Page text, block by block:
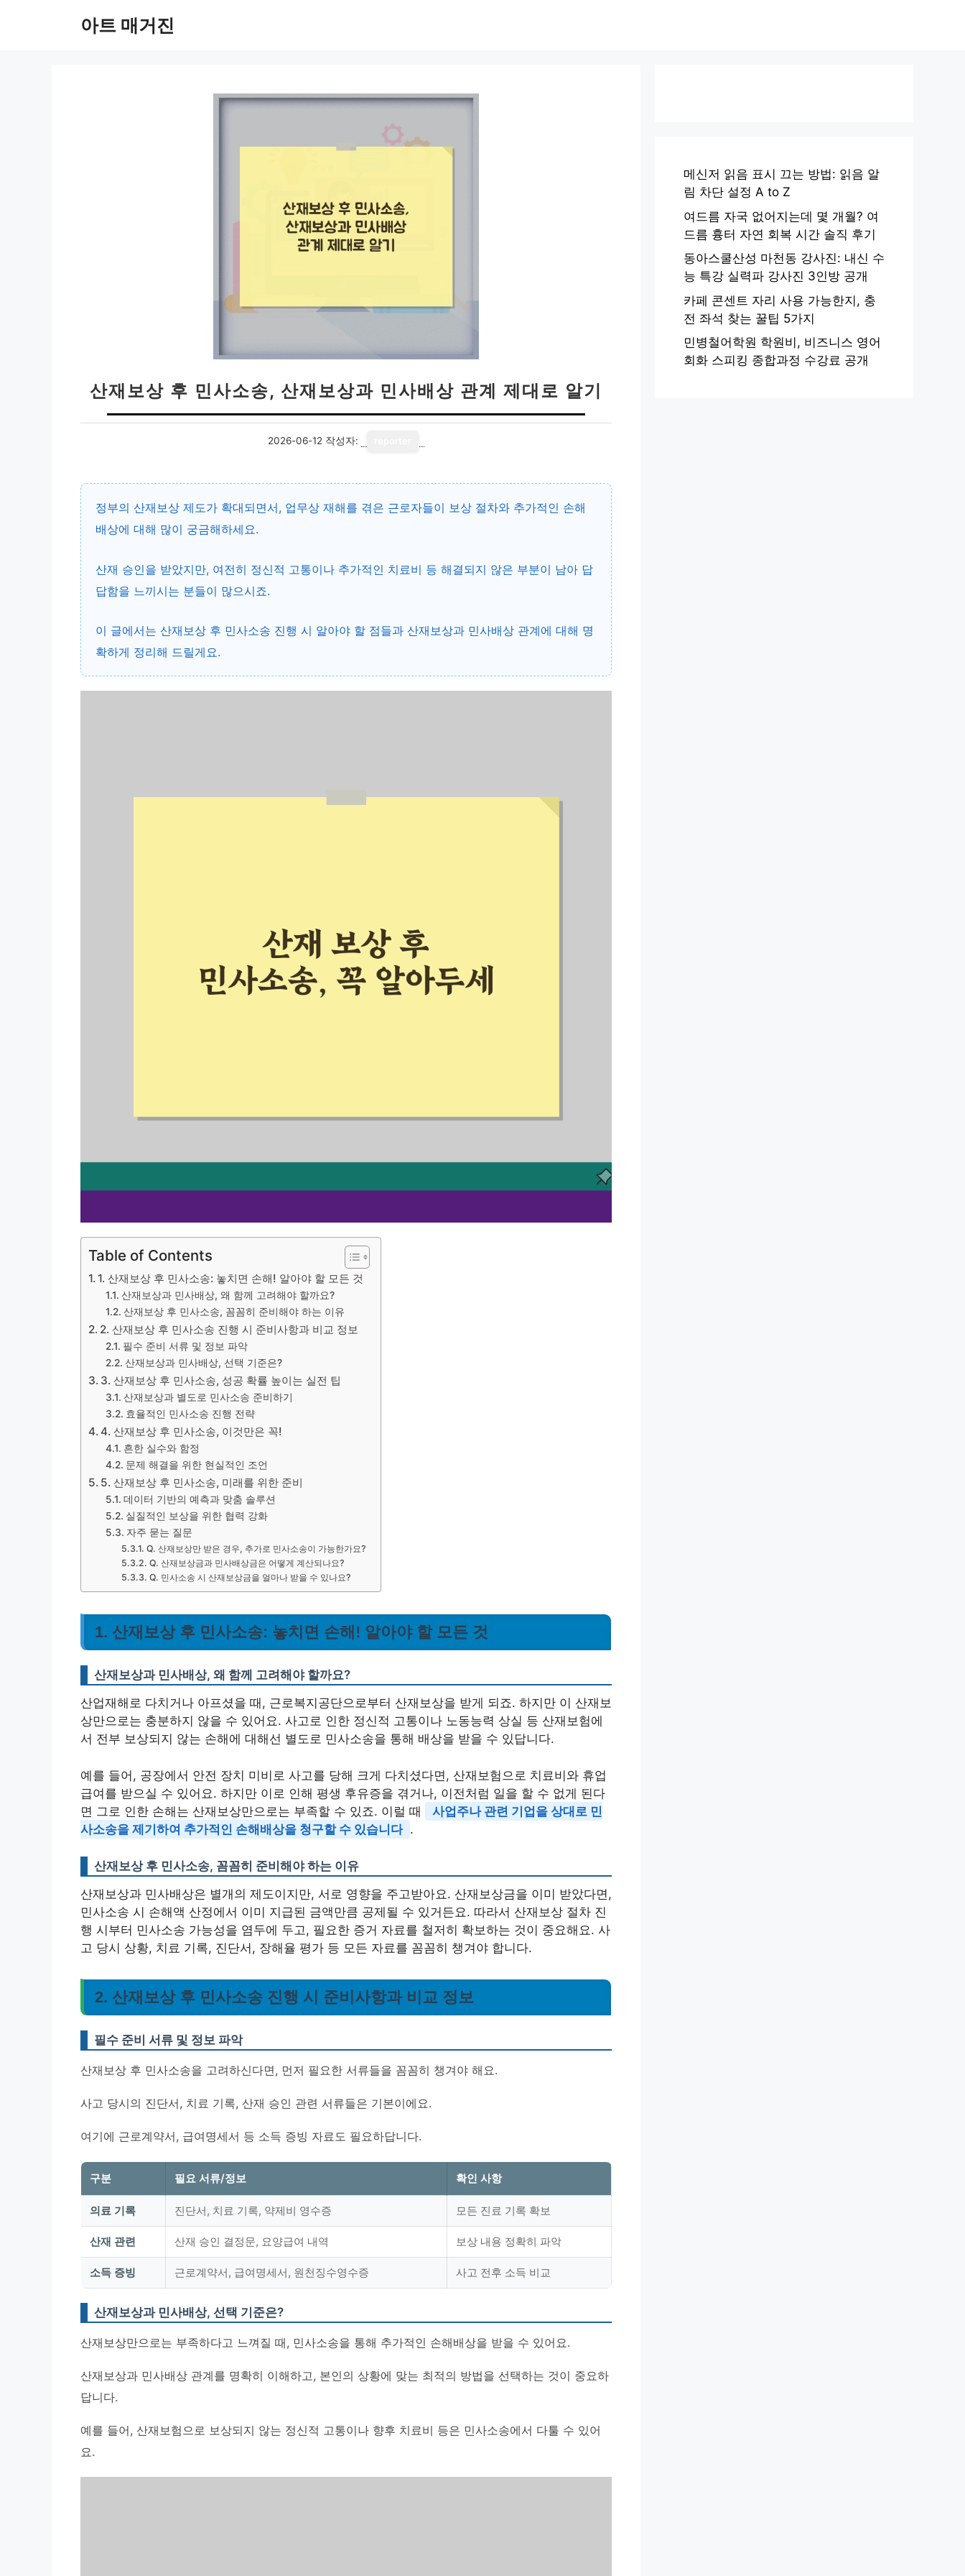
아트 매거진
산재보상 후 민사소송, 산재보상과 민사배상 관계 제대로 알기
2026-06-12 작성자:
정부의 산재보상 제도가 확대되면서, 업무상 재해를 겪은 근로자들이 보상 절차와 추가적인 손해
배상에 대해 많이 궁금해하세요.
산재 승인을 받았지만, 여전히 정신적 고통이나 추가적인 치료비 등 해결되지 않은 부분이 남아 답
답함을 느끼시는 분들이 많으시죠.
이 글에서는 산재보상 후 민사소송 진행 시 알아야 할 점들과 산재보상과 민사배상 관계에 대해 명
확하게 정리해 드릴게요.
Table of Contents
1. 산재보상 후 민사소송: 놓치면 손해! 알아야 할 모든 것
산재보상과 민사배상, 왜 함께 고려해야 할까요?
산재보상 후 민사소송, 꼼꼼히 준비해야 하는 이유
2. 산재보상 후 민사소송 진행 시 준비사항과 비교 정보
필수 준비 서류 및 정보 파악
산재보상과 민사배상, 선택 기준은?
3. 산재보상 후 민사소송, 성공 확률 높이는 실전 팁
산재보상과 별도로 민사소송 준비하기
효율적인 민사소송 진행 전략
4. 산재보상 후 민사소송, 이것만은 꼭!
흔한 실수와 함정
문제 해결을 위한 현실적인 조언
5. 산재보상 후 민사소송, 미래를 위한 준비
데이터 기반의 예측과 맞춤 솔루션
실질적인 보상을 위한 협력 강화
자주 묻는 질문
Q. 산재보상만 받은 경우, 추가로 민사소송이 가능한가요?
Q. 산재보상금과 민사배상금은 어떻게 계산되나요?
Q. 민사소송 시 산재보상금을 얼마나 받을 수 있나요?
1. 산재보상 후 민사소송: 놓치면 손해! 알아야 할 모든 것
산재보상과 민사배상, 왜 함께 고려해야 할까요?
산업재해로 다치거나 아프셨을 때, 근로복지공단으로부터 산재보상을 받게 되죠. 하지만 이 산재보
상만으로는 충분하지 않을 수 있어요. 사고로 인한 정신적 고통이나 노동능력 상실 등 산재보험에
서 전부 보상되지 않는 손해에 대해선 별도로 민사소송을 통해 배상을 받을 수 있답니다.
예를 들어, 공장에서 안전 장치 미비로 사고를 당해 크게 다치셨다면, 산재보험으로 치료비와 휴업
급여를 받으실 수 있어요. 하지만 이로 인해 평생 후유증을 겪거나, 이전처럼 일을 할 수 없게 된다
면 그로 인한 손해는 산재보상만으로는 부족할 수 있죠. 이럴 때
사업주나 관련 기업을 상대로 민
사소송을 제기하여 추가적인 손해배상을 청구할 수 있습니다 .
산재보상 후 민사소송, 꼼꼼히 준비해야 하는 이유
산재보상과 민사배상은 별개의 제도이지만, 서로 영향을 주고받아요. 산재보상금을 이미 받았다면,
민사소송 시 손해액 산정에서 이미 지급된 금액만큼 공제될 수 있거든요. 따라서 산재보상 절차 진
행 시부터 민사소송 가능성을 염두에 두고, 필요한 증거 자료를 철저히 확보하는 것이 중요해요. 사
고 당시 상황, 치료 기록, 진단서, 장해율 평가 등 모든 자료를 꼼꼼히 챙겨야 합니다.
2. 산재보상 후 민사소송 진행 시 준비사항과 비교 정보
필수 준비 서류 및 정보 파악
산재보상 후 민사소송을 고려하신다면, 먼저 필요한 서류들을 꼼꼼히 챙겨야 해요.
사고 당시의 진단서, 치료 기록, 산재 승인 관련 서류들은 기본이에요.
여기에 근로계약서, 급여명세서 등 소득 증빙 자료도 필요하답니다.
구분 필요 서류/정보 확인 사항
의료 기록 진단서, 치료 기록, 약제비 영수증 모든 진료 기록 확보
산재 관련 산재 승인 결정문, 요양급여 내역 보상 내용 정확히 파악
소득 증빙 근로계약서, 급여명세서, 원천징수영수증 사고 전후 소득 비교
산재보상과 민사배상, 선택 기준은?
산재보상만으로는 부족하다고 느껴질 때, 민사소송을 통해 추가적인 손해배상을 받을 수 있어요.
산재보상과 민사배상 관계를 명확히 이해하고, 본인의 상황에 맞는 최적의 방법을 선택하는 것이 중요하
답니다.
예를 들어, 산재보험으로 보상되지 않는 정신적 고통이나 향후 치료비 등은 민사소송에서 다툴 수 있어
요.
메신저 읽음 표시 끄는 방법: 읽음 알
림 차단 설정 A to Z
여드름 자국 없어지는데 몇 개월? 여
드름 흉터 자연 회복 시간 솔직 후기
동아스쿨산성 마천동 강사진: 내신 수
능 특강 실력파 강사진 3인방 공개
카페 콘센트 자리 사용 가능한지, 충
전 좌석 찾는 꿀팁 5가지
민병철어학원 학원비, 비즈니스 영어
회화 스피킹 종합과정 수강료 공개